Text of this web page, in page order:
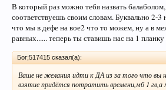
В который раз можно тебя назвать
соответствуешь своим словам. Буквально 2-3
что мы в дефе на вое2 что то можем, ну а в
равных...... теперь ты ставишь нас на 1 планку
Бог;517415 сказал(а):
Ваше не желания идти к ДА из за того что вы
взятие придётся потратить времени,мб 1